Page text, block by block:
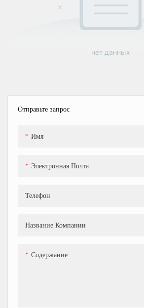
Отправьте запрос
Имя
Электронная Почта
Телефон
Название Компании
Содержание
нет данных